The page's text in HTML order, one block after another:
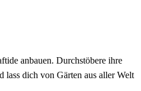
anbauen. Durchstöbere ihre
lass dich von Gärten aus aller Welt